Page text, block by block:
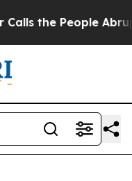
People Abruptly